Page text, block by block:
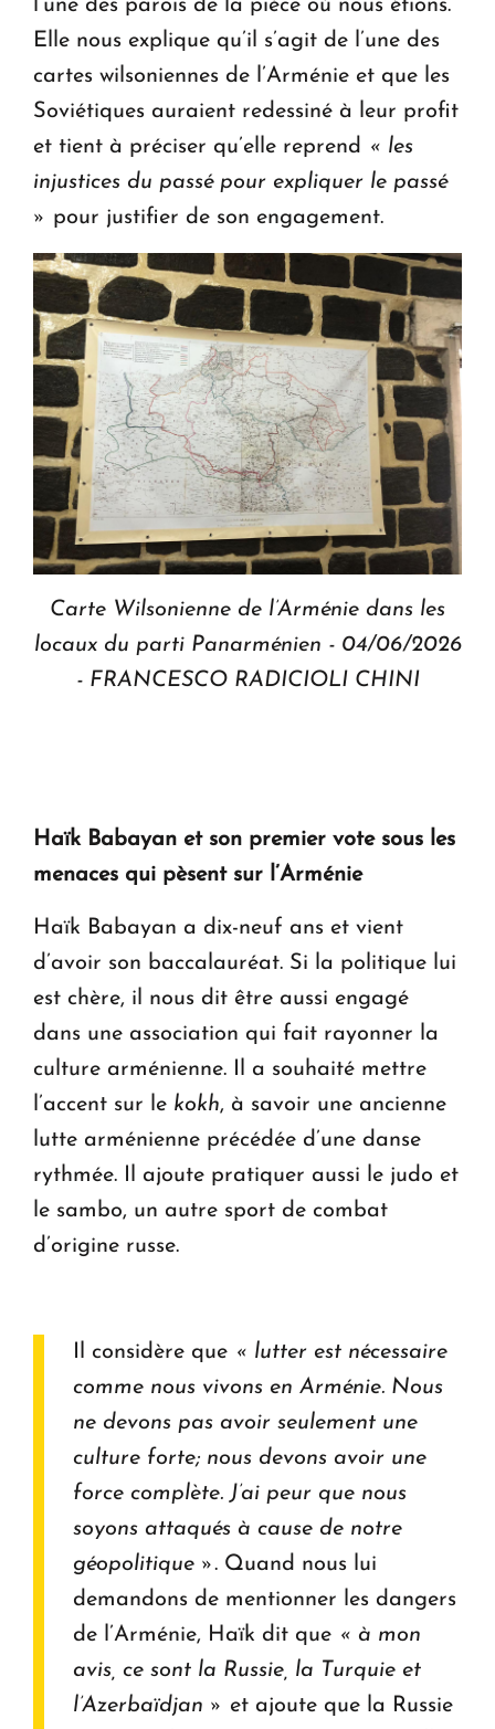
l’une des parois de la pièce où nous étions.
Elle nous explique qu’il s’agit de l’une des
cartes wilsoniennes de l’Arménie et que les
Soviétiques auraient redessiné à leur profit
et tient à préciser qu’elle reprend « les
injustices du passé pour expliquer le passé
» pour justifier de son engagement.
Carte Wilsonienne de l’Arménie dans les
locaux du parti Panarménien - 04/06/2026
- FRANCESCO RADICIOLI CHINI
Haïk Babayan et son premier vote sous les
menaces qui pèsent sur l’Arménie
Haïk Babayan a dix-neuf ans et vient
d’avoir son baccalauréat. Si la politique lui
est chère, il nous dit être aussi engagé
dans une association qui fait rayonner la
culture arménienne. Il a souhaité mettre
l’accent sur le kokh, à savoir une ancienne
lutte arménienne précédée d’une danse
rythmée. Il ajoute pratiquer aussi le judo et
le sambo, un autre sport de combat
d’origine russe.
Il considère que « lutter est nécessaire
comme nous vivons en Arménie. Nous
ne devons pas avoir seulement une
culture forte; nous devons avoir une
force complète. J’ai peur que nous
soyons attaqués à cause de notre
géopolitique ». Quand nous lui
demandons de mentionner les dangers
de l’Arménie, Haïk dit que « à mon
avis, ce sont la Russie, la Turquie et
l’Azerbaïdjan » et ajoute que la Russie